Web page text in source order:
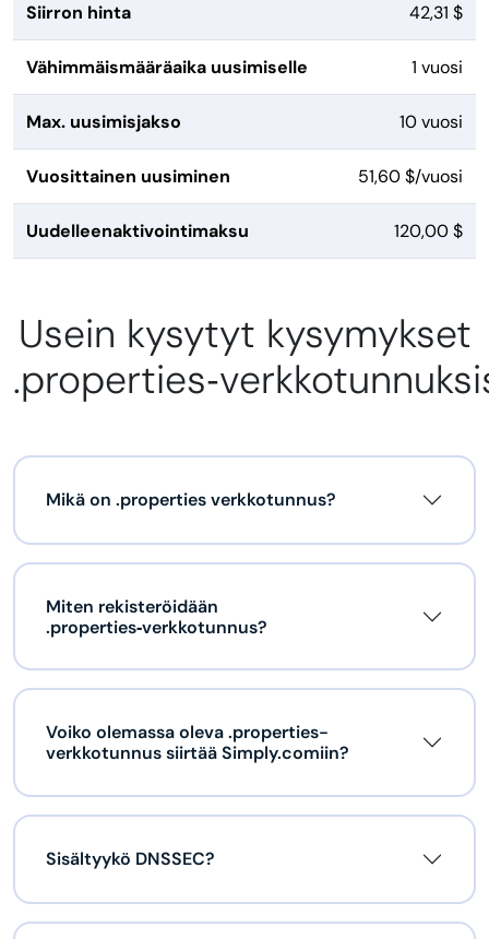
Siirron hinta 42,31 $
Vähimmäismääräaika uusimiselle 1 vuosi
Max. uusimisjakso 10 vuosi
Vuosittainen uusiminen 51,60 $/vuosi
Uudelleenaktivointimaksu 120,00 $
Usein kysytyt kysymykset
Mikä on .properties verkkotunnus?
Miten rekisteröidään
.properties‑verkkotunnus?
Voiko olemassa oleva .properties-
verkkotunnus siirtää Simply.comiin?
Sisältyykö DNSSEC?